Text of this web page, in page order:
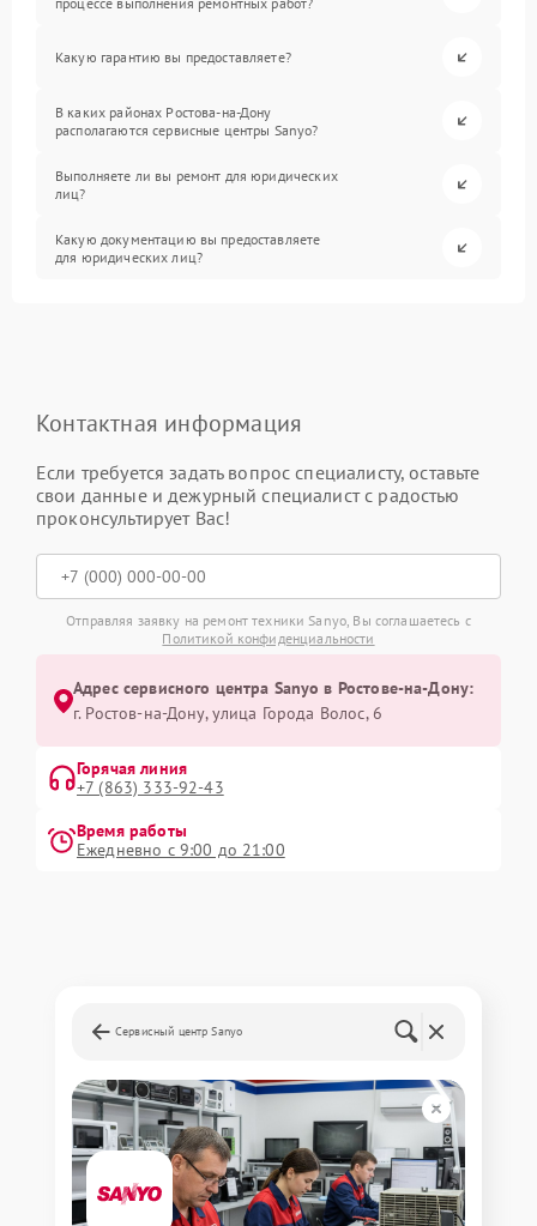
Какую гарантию вы предоставляете?
В каких районах Ростова-на-Дону
располагаются сервисные центры Sanyo?
Выполняете ли вы ремонт для юридических
лиц?
Какую документацию вы предоставляете
для юридических лиц?
Контактная информация
Если требуется задать вопрос специалисту, оставьте
свои данные и дежурный специалист с радостью
проконсультирует Вас!
Отправляя заявку на ремонт техники Sanyo, Вы соглашаетесь с
Политикой конфиденциальности
Адрес сервисного центра Sanyo в Ростове-на-Дону:
г. Ростов-на-Дону, улица Города Волос, 6
Горячая линия
+7 (863) 333-92-43
Время работы
Ежедневно с 9:00 до 21:00
Сервисный центр Sanyo